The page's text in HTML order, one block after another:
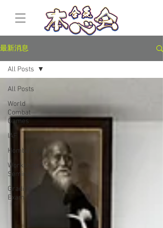
最新消息
All Posts
World
Combat
Games
IAF
Hombu Dojo
Workshop &
Seminar
Grading
Exam
All Posts